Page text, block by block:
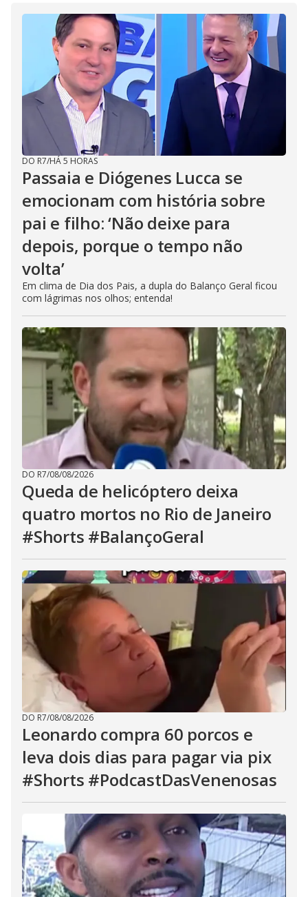
DO R7/HÁ 5 HORAS
Passaia e Diógenes Lucca se
emocionam com história sobre
pai e filho: ‘Não deixe para
depois, porque o tempo não
volta’
Em clima de Dia dos Pais, a dupla do Balanço Geral ficou
com lágrimas nos olhos; entenda!
DO R7/08/08/2026
Queda de helicóptero deixa
quatro mortos no Rio de Janeiro
#Shorts #BalançoGeral
DO R7/08/08/2026
Leonardo compra 60 porcos e
leva dois dias para pagar via pix
#Shorts #PodcastDasVenenosas